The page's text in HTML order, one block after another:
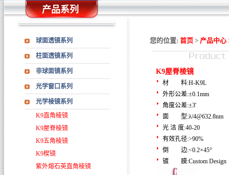
产品系列
球面透镜系列
柱面透镜系列
非球面镜系列
光学窗口系列
光学棱镜系列
K9直角棱镜
K9屋脊棱镜
K9五角棱镜
K9楔镜
紫外熔石英直角棱镜
您的位置: 首页 > 产品中心
K9屋脊棱镜
材 料:H-K9L
外形公差:±0.1mm
角度公差:±3'
面 型:λ/4@632.8nm
光 洁 度:40-20
有效孔径:>90%
倒 边:<0.2×45°
镀 膜:Custom Design